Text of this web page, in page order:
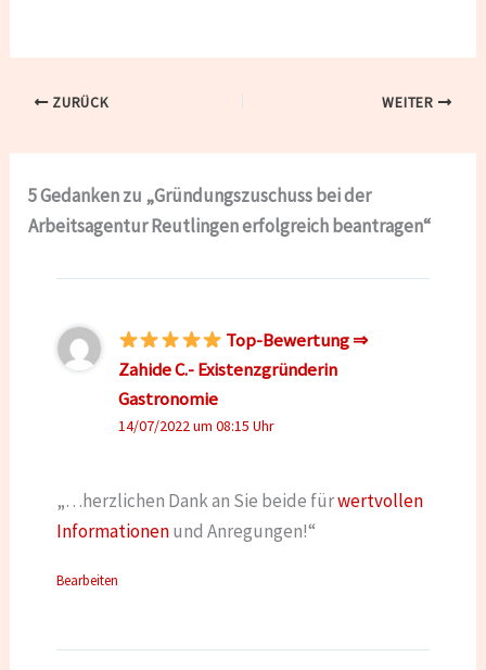
ZURÜCK WEITER
5 Gedanken zu „Gründungszuschuss bei der
Arbeitsagentur Reutlingen erfolgreich beantragen“
Top-Bewertung ⇒
Zahide C.- Existenzgründerin
Gastronomie
14/07/2022 um 08:15 Uhr
„…herzlichen Dank an Sie beide fürwertvollen
Informationenund Anregungen!“
Bearbeiten